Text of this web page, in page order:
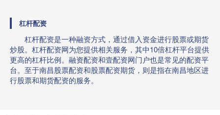
杠杆配资
杠杆配资是一种融资方式，通过借入资金进行股票或期货
炒股。杠杆配资网为您提供相关服务，其中10倍杠杆平台提供
更高的杠杆比例。融资配资和壹配资网门户也是常见的配资平
台。至于南昌股票配资和股票配资期货，则是指在南昌地区进
行股票和期货配资的服务。